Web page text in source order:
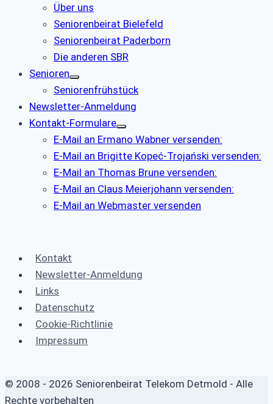
Über uns
Seniorenbeirat Bielefeld
Seniorenbeirat Paderborn
Die anderen SBR
Senioren
Seniorenfrühstück
Newsletter-Anmeldung
Kontakt-Formulare
E-Mail an Ermano Wabner versenden:
E-Mail an Brigitte Kopeć-Trojański versenden:
E-Mail an Thomas Brune versenden:
E-Mail an Claus Meierjohann versenden:
E-Mail an Webmaster versenden
Kontakt
Newsletter-Anmeldung
Links
Datenschutz
Cookie-Richtlinie
Impressum
© 2008 - 2026 Seniorenbeirat Telekom Detmold - Alle
Rechte vorbehalten